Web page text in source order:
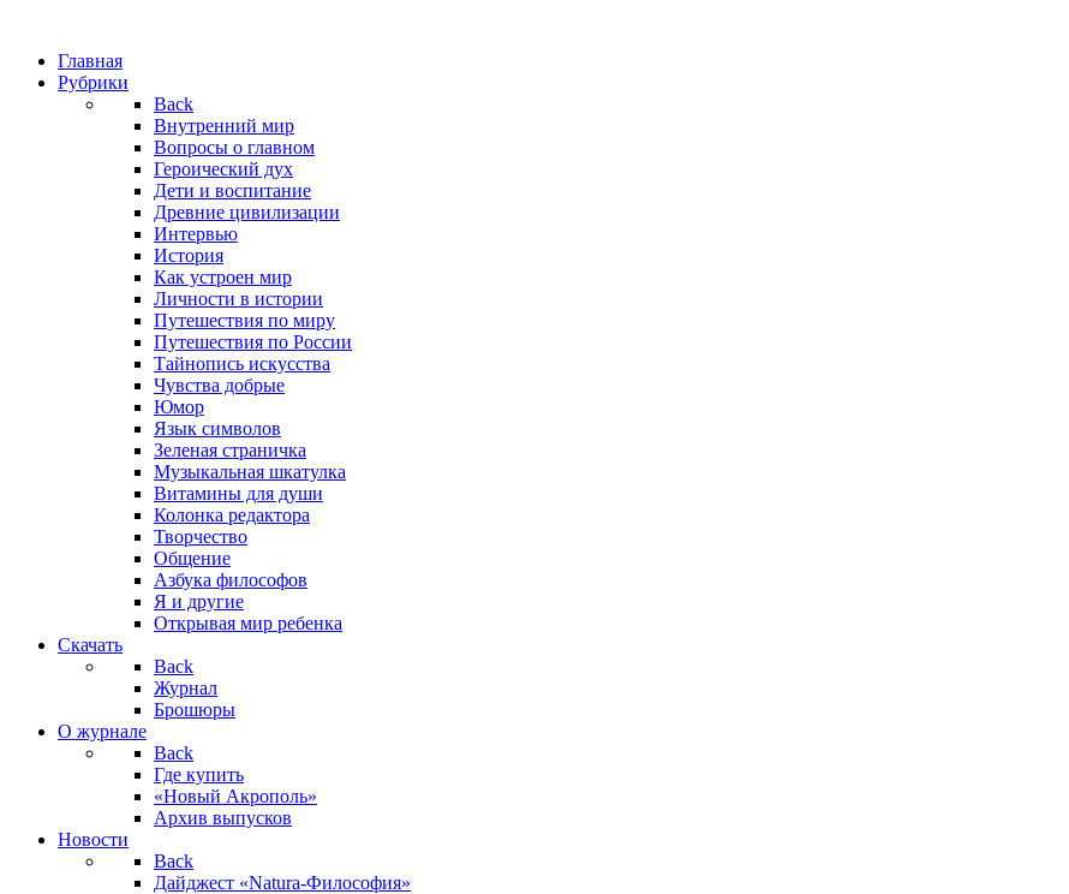
Главная
Рубрики
Back
Внутренний мир
Вопросы о главном
Героический дух
Дети и воспитание
Древние цивилизации
Интервью
История
Как устроен мир
Личности в истории
Путешествия по миру
Путешествия по России
Тайнопись искусства
Чувства добрые
Юмор
Язык символов
Зеленая страничка
Музыкальная шкатулка
Витамины для души
Колонка редактора
Творчество
Общение
Азбука философов
Я и другие
Открывая мир ребенка
Скачать
Back
Журнал
Брошюры
О журнале
Back
Где купить
«Новый Акрополь»
Архив выпусков
Новости
Back
Дайджест «Natura-Философия»